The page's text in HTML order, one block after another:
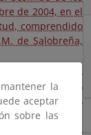
de 2004, en el
comprendido
de Salobreña,
FRENTE LITORAL
DE MOTRIL
y Estudio de
la
aceptar
sobre las